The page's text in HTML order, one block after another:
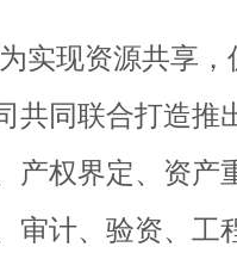
实现资源共享，
共同联合打造推
产权界定、资产
审计、验资、工